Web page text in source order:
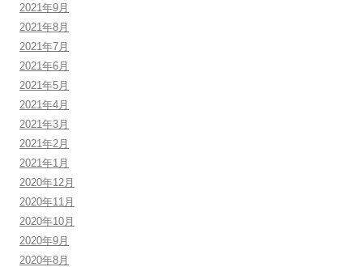
2021年9月
2021年8月
2021年7月
2021年6月
2021年5月
2021年4月
2021年3月
2021年2月
2021年1月
2020年12月
2020年11月
2020年10月
2020年9月
2020年8月